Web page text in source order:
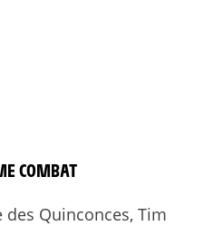
COMBAT
Quinconces, Tim